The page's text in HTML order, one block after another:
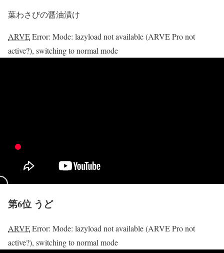
葉わさびの醤油漬け
ARVEError: Mode: lazyload not available (ARVE Pro not
active?), switching to normal mode
第6位 うど
ARVEError: Mode: lazyload not available (ARVE Pro not
active?), switching to normal mode